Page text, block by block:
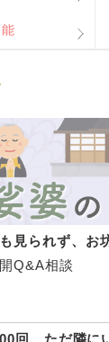
見られず、お
Q&A相談